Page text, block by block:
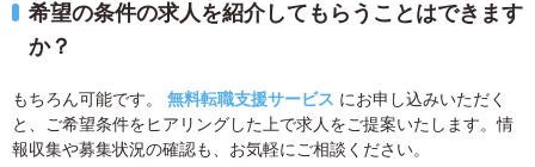
希望の条件の求人を紹介してもらうことはできます
か？
もちろん可能です。 無料転職支援サービス にお申し込みいただく
と、ご希望条件をヒアリングした上で求人をご提案いたします。情
報収集や募集状況の確認も、お気軽にご相談ください。